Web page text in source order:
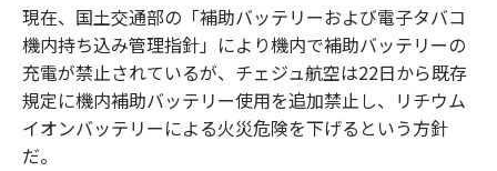
現在、国土交通部の「補助バッテリーおよび電子タバコ
機内持ち込み管理指針」により機内で補助バッテリーの
充電が禁止されているが、チェジュ航空は22日から既存
規定に機内補助バッテリー使用を追加禁止し、リチウム
イオンバッテリーによる火災危険を下げるという方針
だ。